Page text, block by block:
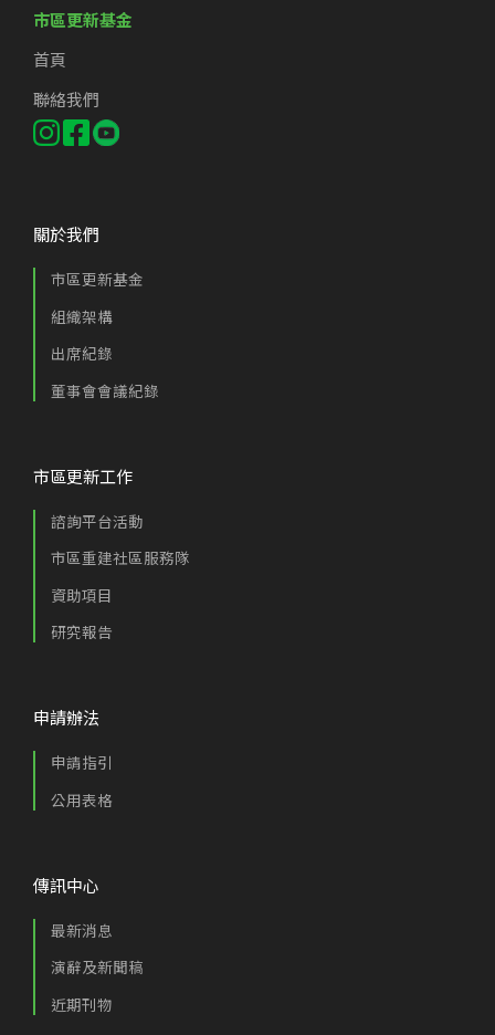
市區更新基金
首頁
聯絡我們
關於我們
市區更新基金
組織架構
出席紀錄
董事會會議紀錄
市區更新工作
諮詢平台活動
市區重建社區服務隊
資助項目
研究報告
申請辦法
申請指引
公用表格
傳訊中心
最新消息
演辭及新聞稿
近期刊物